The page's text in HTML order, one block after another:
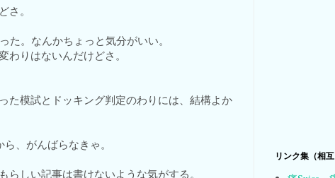
さ。
た。なんかちょっと気分がいい。
わりはないんだけどさ。
た模試とドッキング判定のわりには、結構よか
、がんばらなきゃ。
らしい記事は書けないような気がする。
リンク集（相互